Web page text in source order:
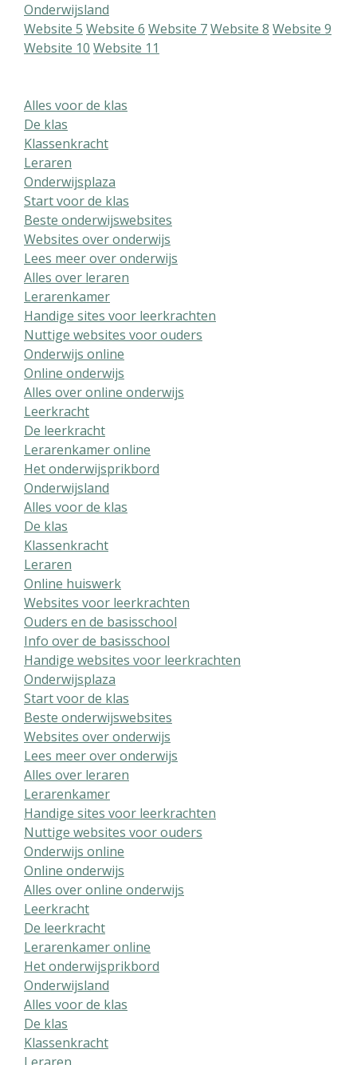
Onderwijsland
Website 5 Website 6 Website 7Website 8 Website 9
Website 10 Website 11
Alles voor de klas
De klas
Klassenkracht
Leraren
Onderwijsplaza
Start voor de klas
Beste onderwijswebsites
Websites over onderwijs
Lees meer over onderwijs
Alles over leraren
Lerarenkamer
Handige sites voor leerkrachten
Nuttige websites voor ouders
Onderwijs online
Online onderwijs
Alles over online onderwijs
Leerkracht
De leerkracht
Lerarenkamer online
Het onderwijsprikbord
Onderwijsland
Alles voor de klas
De klas
Klassenkracht
Leraren
Online huiswerk
Websites voor leerkrachten
Ouders en de basisschool
Info over de basisschool
Handige websites voor leerkrachten
Onderwijsplaza
Start voor de klas
Beste onderwijswebsites
Websites over onderwijs
Lees meer over onderwijs
Alles over leraren
Lerarenkamer
Handige sites voor leerkrachten
Nuttige websites voor ouders
Onderwijs online
Online onderwijs
Alles over online onderwijs
Leerkracht
De leerkracht
Lerarenkamer online
Het onderwijsprikbord
Onderwijsland
Alles voor de klas
De klas
Klassenkracht